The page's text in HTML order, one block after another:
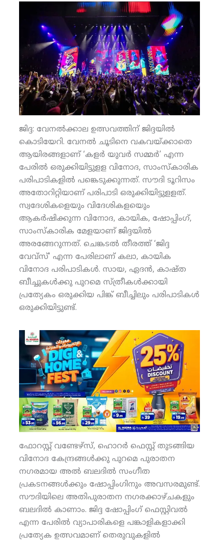
ജിദ്ദ: വേനല്‍ക്കാല ഉത്സവത്തിന് ജിദ്ദയില്‍
കൊടിയേറി. വേനല്‍ ചൂടിനെ വകവയ്ക്കാതെ
ആയിരങ്ങളാണ് ‘കളര്‍ യുവര്‍ സമ്മര്‍’ എന്ന
പേരില്‍ ഒരുക്കിയിട്ടുളള വിനോദ, സാംസ്‌കാരിക
പരിപാടികളില്‍ പങ്കെടുക്കുന്നത്. സൗദി ടൂറിസം
അതോറിറ്റിയാണ് പരിപാടി ഒരുക്കിയിട്ടുളളത്.
സ്വദേശികളെയും വിദേശികളയെും
ആകര്‍ഷിക്കുന്ന വിനോദ, കായിക, ഷോപ്പിംഗ്,
സാംസ്‌കാരിക മേളയാണ് ജിദ്ദയില്‍
അരങ്ങേറുന്നത്. ചെങ്കടല്‍ തീരത്ത് ‘ജിദ്ദ
വേവ്‌സ്’ എന്ന പേരിലാണ് കലാ, കായിക
വിനോദ പരിപാടികള്‍. സായ, ഏദന്‍, കാഷ്ത
ബീച്ചുകള്‍ക്കു പുറമെ സ്ത്രീകള്‍ക്കായി
പ്രത്യേകം ഒരുക്കിയ പിങ്ക് ബീച്ചിലും പരിപാടികള്‍
ഒരുക്കിയിട്ടുണ്ട്.
ഫോറസ്റ്റ് വണ്ടേഴ്‌സ്, ഹൊറര്‍ ഫെസ്റ്റ് തുടങ്ങിയ
വിനോദ കേന്ദ്രങ്ങള്‍ക്കു പുറമെ പുരാതന
നഗരമായ അല്‍ ബലദില്‍ സംഗീത
പ്രകടനങ്ങള്‍ക്കും ഷോപ്പിംഗിനും അവസരമുണ്ട്.
സൗദിയിലെ അതിപുരാതന നഗരക്കാഴ്ചകളും
ബലദില്‍ കാണാം. ജിദ്ദ ഷോപ്പിംഗ് ഫെസ്റ്റിവല്‍
എന്ന പേരില്‍ വ്യാപാരികളെ പങ്കാളികളാക്കി
പ്രത്യേക ഉത്സവമാണ് തെരുവുകളില്‍